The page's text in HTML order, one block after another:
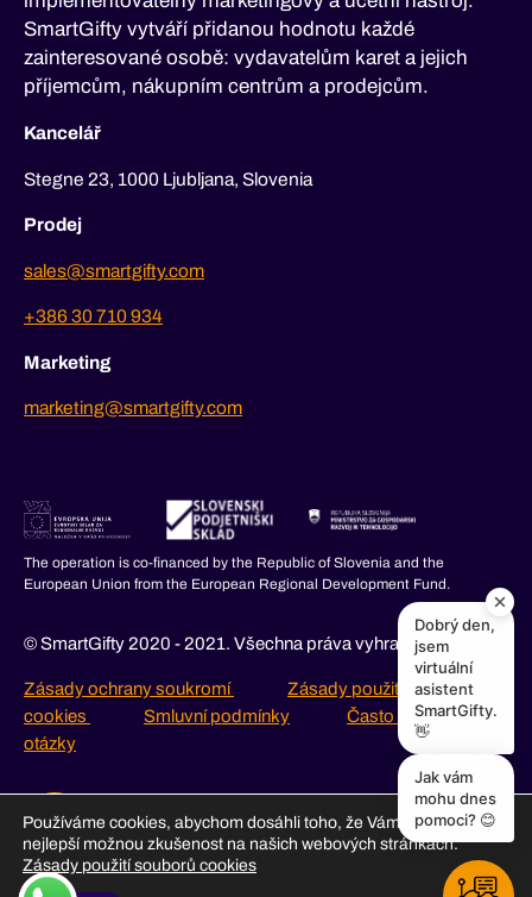
SmartGifty vytváří přidanou hodnotu každé
zainteresované osobě: vydavatelům karet a jejich
příjemcům, nákupním centrům a prodejcům.
Kancelář
Stegne 23, 1000 Ljubljana, Slovenia
Prodej
sales@smartgifty.com
+386 30 710 934
Marketing
marketing@smartgifty.com
The operation is co-financed by the Republic of Slovenia and the
European Union from the European Regional Development Fund.
© SmartGifty 2020 - 2021. Všechna práva vyhrazena.
Zásady ochrany soukromí
Zásady použití souborů
cookies
Smluvní podmínky
Často kladené
otázky
Používáme cookies, abychom dosáhli toho, že Vám poskytneme
nejlepší možnou zkušenost na našich webových stránkách.
Zásady použití souborů cookies
Dobrý den,
jsem
virtuální
asistent
SmartGifty.
👋
Jak vám
mohu dnes
pomoci? 😊